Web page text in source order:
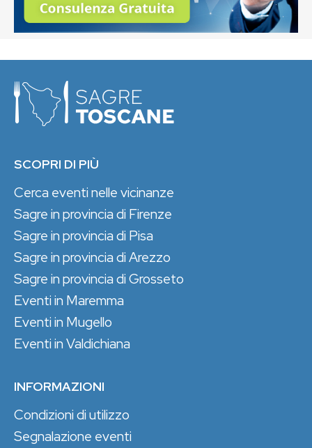
SCOPRI DI PIÙ
Cerca eventi nelle vicinanze
Sagre in provincia di Firenze
Sagre in provincia di Pisa
Sagre in provincia di Arezzo
Sagre in provincia di Grosseto
Eventi in Maremma
Eventi in Mugello
Eventi in Valdichiana
INFORMAZIONI
Condizioni di utilizzo
Segnalazione eventi